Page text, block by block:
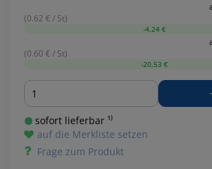
(0.62 € / St)
-4,24 €
(0.60 € / St)
-20,53 €
Menge
sofort lieferbar ¹⁾
auf die Merkliste setzen
Frage zum Produkt